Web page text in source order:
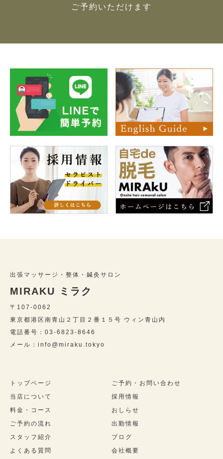
ご予約いただけます
出張マッサージ・整体・鍼灸サロン
MIRAKU ミラク
〒107-0062
東京都港区南青山２丁目２番１５号 ウィン青山内
電話番号：03-6823-8646
メール：info@miraku.tokyo
トップページ
当店について
料金・コース
ご予約の流れ
スタッフ紹介
よくある質問
ご予約・お問い合わせ
採用情報
おしらせ
出勤情報
ブログ
会社概要